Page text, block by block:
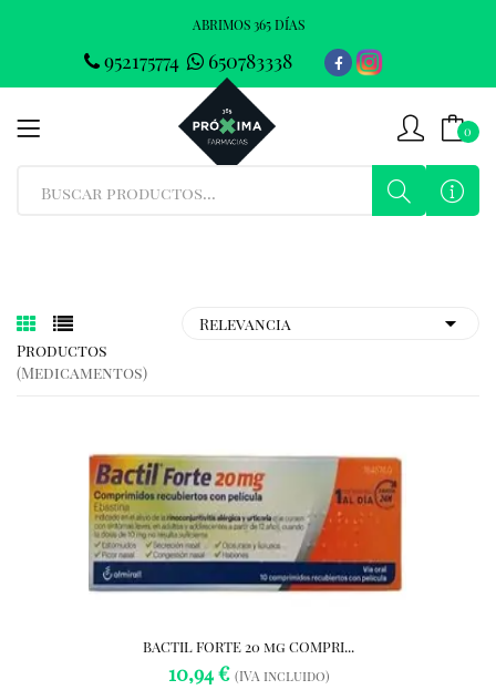
ABRIMOS 365 DÍAS
952175774 650783338
0
Productos
(medicamentos)
BACTIL FORTE 20 mg COMPRI...
10,94 € (IVA incluido)